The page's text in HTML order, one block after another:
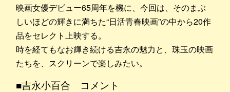
映画女優デビュー65周年を機に、今回は、そのまぶ
しいほどの輝きに満ちた“日活青春映画”の中から20作
品をセレクト上映する。
時を経てもなお輝き続ける吉永の魅力と、珠玉の映画
たちを、スクリーンで楽しみたい。
■吉永小百合 コメント